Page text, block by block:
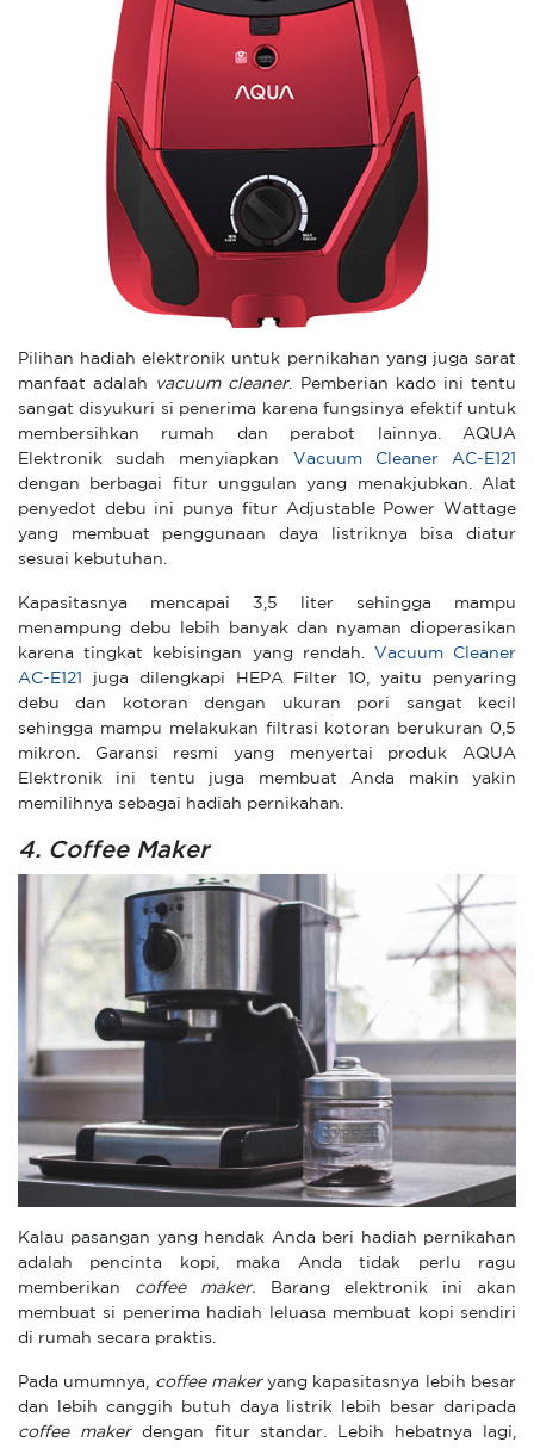
Pilihan hadiah elektronik untuk pernikahan yang juga sarat
manfaat adalah
vacuum cleaner. Pemberian kado ini tentu
sangat disyukuri si penerima karena fungsinya efektif untuk
membersihkan rumah dan perabot lainnya. AQUA
Elektronik sudah menyiapkan
Vacuum Cleaner AC-E121
dengan berbagai fitur unggulan yang menakjubkan. Alat
penyedot debu ini punya fitur Adjustable Power Wattage
yang membuat penggunaan daya listriknya bisa diatur
sesuai kebutuhan.
Kapasitasnya mencapai 3,5 liter sehingga mampu
menampung debu lebih banyak dan nyaman dioperasikan
karena tingkat kebisingan yang rendah. Vacuum Cleaner
AC-E121
juga dilengkapi HEPA Filter 10, yaitu penyaring
debu dan kotoran dengan ukuran pori sangat kecil
sehingga mampu melakukan filtrasi kotoran berukuran 0,5
mikron. Garansi resmi yang menyertai produk AQUA
Elektronik ini tentu juga membuat Anda makin yakin
memilihnya sebagai hadiah pernikahan.
4. Coffee Maker
Kalau pasangan yang hendak Anda beri hadiah pernikahan
adalah pencinta kopi, maka Anda tidak perlu ragu
memberikan coffee maker.
Barang elektronik ini akan
membuat si penerima hadiah leluasa membuat kopi sendiri
di rumah secara praktis.
Pada umumnya, coffee makeryang kapasitasnya lebih besar
dan lebih canggih butuh daya listrik lebih besar daripada
coffee maker dengan fitur standar. Lebih hebatnya lagi,